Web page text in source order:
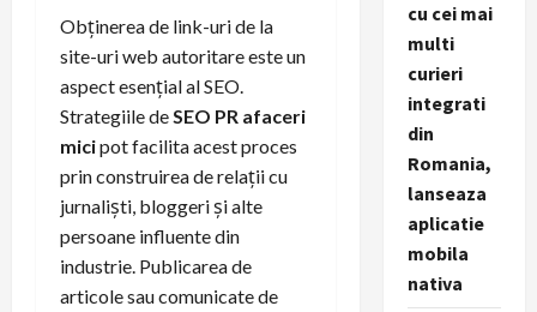
Obținerea de link-uri de la
site-uri web autoritare este un
aspect esențial al SEO.
Strategiile deSEO PR afaceri
micipot facilita acest proces
prin construirea de relații cu
jurnaliști, bloggeri și alte
persoane influente din
industrie. Publicarea de
articole sau comunicate de
cu cei mai
multi
curieri
integrati
din
Romania,
lanseaza
aplicatie
mobila
nativa